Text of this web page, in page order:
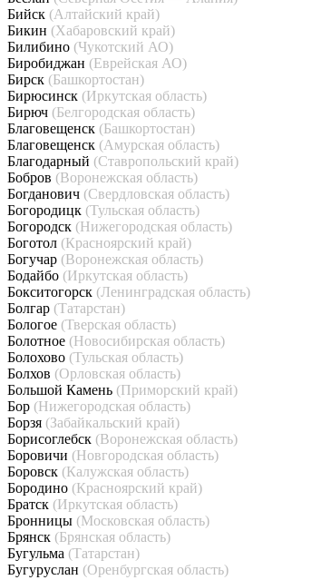
Бийск (Алтайский край)
Бикин (Хабаровский край)
Билибино (Чукотский АО)
Биробиджан (Еврейская АО)
Бирск (Башкортостан)
Бирюсинск (Иркутская область)
Бирюч (Белгородская область)
Благовещенск (Башкортостан)
Благовещенск (Амурская область)
Благодарный (Ставропольский край)
Бобров (Воронежская область)
Богданович (Свердловская область)
Богородицк (Тульская область)
Богородск (Нижегородская область)
Боготол (Красноярский край)
Богучар (Воронежская область)
Бодайбо (Иркутская область)
Бокситогорск (Ленинградская область)
Болгар (Татарстан)
Бологое (Тверская область)
Болотное (Новосибирская область)
Болохово (Тульская область)
Болхов (Орловская область)
Большой Камень (Приморский край)
Бор (Нижегородская область)
Борзя (Забайкальский край)
Борисоглебск (Воронежская область)
Боровичи (Новгородская область)
Боровск (Калужская область)
Бородино (Красноярский край)
Братск (Иркутская область)
Бронницы (Московская область)
Брянск (Брянская область)
Бугульма (Татарстан)
Бугуруслан (Оренбургская область)